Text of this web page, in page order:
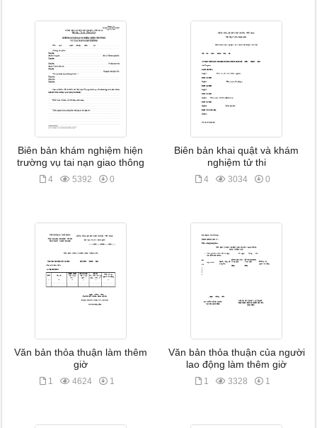
Biên bản khám nghiệm hiện
trường vụ tai nạn giao thông
4 5392 0
Biên bản khai quật và khám
nghiệm tử thi
4 3034 0
Văn bản thỏa thuận làm thêm
giờ
1 4624 1
Văn bản thỏa thuận của người
lao động làm thêm giờ
1 3328 1